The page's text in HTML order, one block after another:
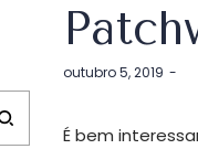
Postado
outubro 5, 2019
É bem